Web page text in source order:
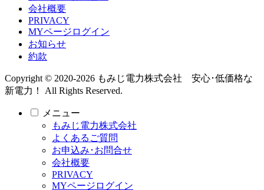
会社概要
PRIVACY
MYページログイン
お知らせ
約款
Copyright © 2020-2026 もみじ電力株式会社 安心･低価格な
新電力！ All Rights Reserved.
メニュー
もみじ電力株式会社
よくあるご質問
お申込み･お問合せ
会社概要
PRIVACY
MYページログイン